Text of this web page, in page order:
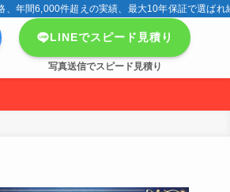
年間6,000件超えの実績、最大10年保証で選ばれ
LINEでスピード見積り
写真送信でスピード見積り